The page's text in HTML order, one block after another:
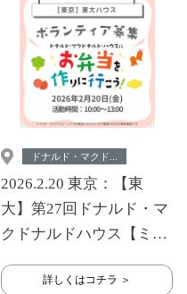
ドナルド・マクド...
2026.2.20 東京：【東
大】第27回ドナルド・マ
クドナルドハウス【ミー
詳しくはコチラ ＞